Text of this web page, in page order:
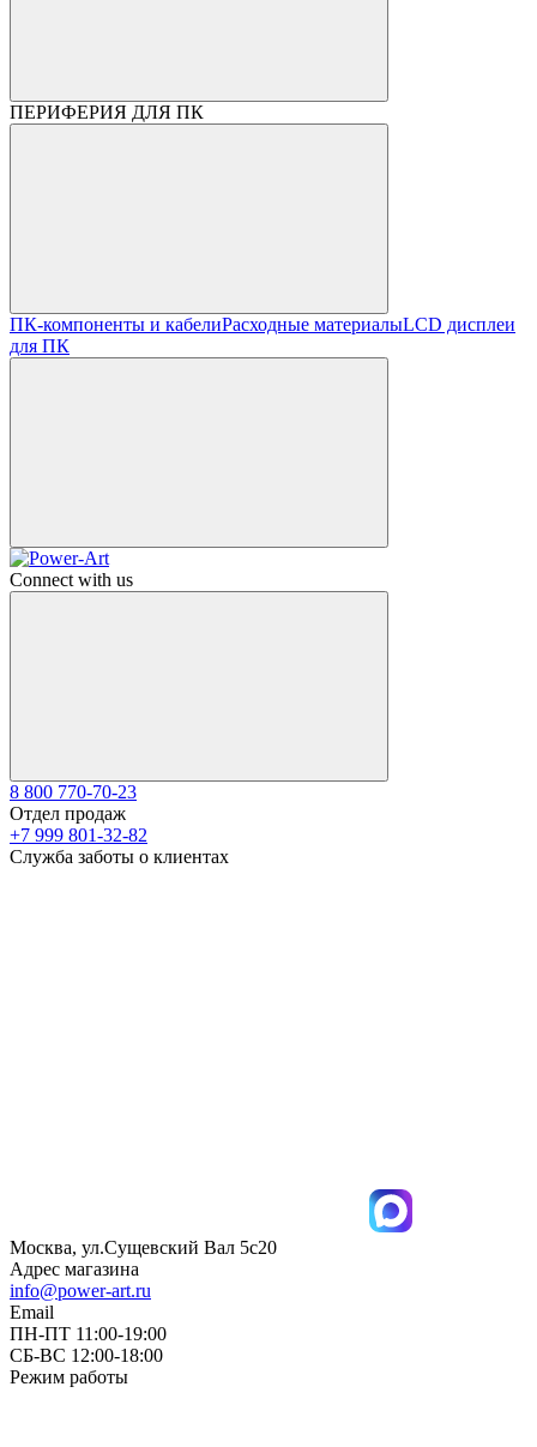
ПЕРИФЕРИЯ ДЛЯ ПК
ПК-компоненты и кабелиРасходные материалыLCD дисплеи
для ПК
Connect with us
8 800 770-70-23
Отдел продаж
+7 999 801-32-82
Служба заботы о клиентах
Москва, ул.Сущевский Вал 5с20
Адрес магазина
info@power-art.ru
Email
ПН-ПТ 11:00-19:00
СБ-ВС 12:00-18:00
Режим работы